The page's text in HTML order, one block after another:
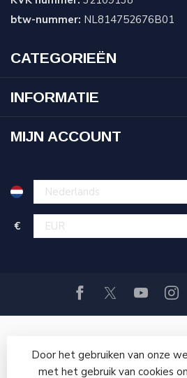
btw-nummer: NL814752676B01
CATEGORIEËN
INFORMATIE
MIJN ACCOUNT
€
Door het gebruiken van onze
met het gebruik van cookies